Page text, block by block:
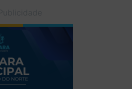
Publicidade